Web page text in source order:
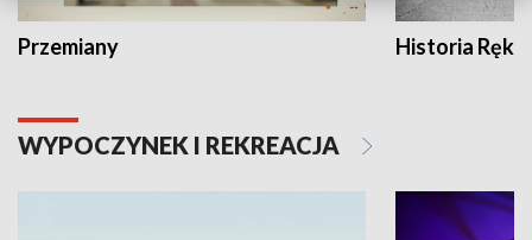
Przemiany Historia Ręką
WYPOCZYNEK I REKREACJA